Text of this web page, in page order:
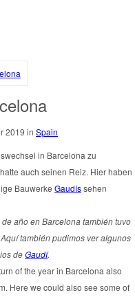
2019 in Spain
in Barcelona zu
auch seinen Reiz. Hier haben
Bauwerke Gaudíssehen
año en Barcelona también tuvo
también pudimos ver algunos
deGaudí.
of the year in Barcelona also
Here we could also see some of